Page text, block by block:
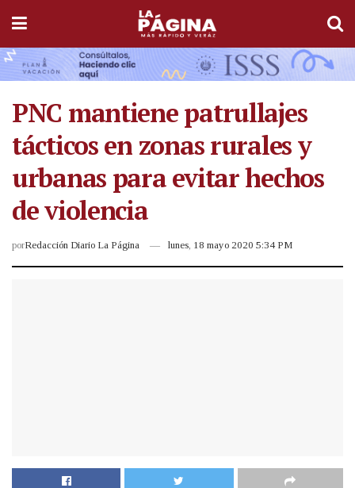
PNC mantiene patrullajes
tácticos en zonas rurales y
urbanas para evitar hechos
de violencia
porRedacción Diario La Página lunes, 18 mayo 2020 5:34 PM